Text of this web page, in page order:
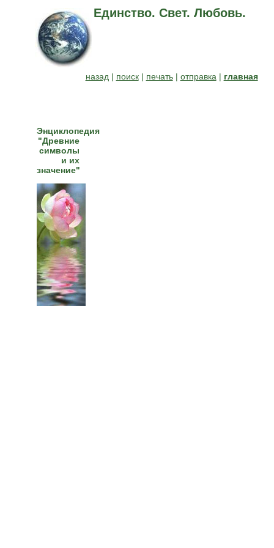
Единство. Свет. Любовь.
назад | поиск| печать| отправка | главная
Энциклопедия
"Древние
символы
и их
значение"